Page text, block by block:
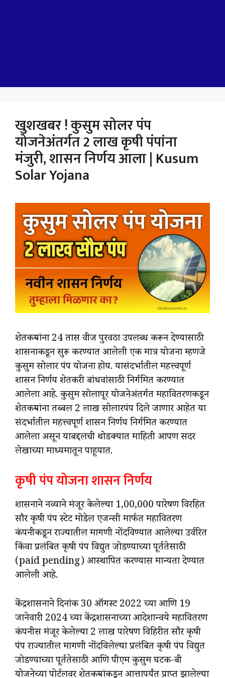
खुशखबर ! कुसुम सोलर पंप
योजनेअंतर्गत 2 लाख कृषी पंपांना
मंजुरी, शासन निर्णय आला | Kusum
Solar Yojana
शेतकऱ्यांना 24 तास वीज पुरवठा उपलब्ध करून देण्यासाठी
शासनाकडून सुरू करण्यात आलेली एक मात्र योजना म्हणजे
कुसुम सोलार पंप योजना होय. यासंदर्भातील महत्त्वपूर्ण
शासन निर्णय शेतकरी बांधवांसाठी निर्गमित करण्यात
आलेला आहे. कुसुम सोलापूर योजनेअंतर्गत महावितरणकडून
शेतकऱ्यांना तब्बल 2 लाख सोलारपंप दिले जाणार आहेत या
संदर्भातील महत्त्वपूर्ण शासन निर्णय निर्गमित करण्यात
आलेला असून याबद्दलची थोडक्यात माहिती आपण सदर
लेखाच्या माध्यमातून पाहूयात.
कृषी पंप योजना शासन निर्णय
शासनाने नव्याने मंजूर केलेल्या 1,00,000 पारेषण विरहित
सौर कृषी पंप स्टेट मोडेल एजन्सी मार्फत महावितरण
कंपनीकडून राज्यातील मागणी नोंदविण्यात आलेल्या उर्वरित
किंवा प्रलंबित कृषी पंप विद्युत जोडण्याच्या पूर्ततेसाठी
(paid pending) आस्थापित करण्यास मान्यता देण्यात
आलेली आहे.
केंद्रशासनाने दिनांक 30 ऑगस्ट 2022 च्या आणि 19
जानेवारी 2024 च्या केंद्रशासनाच्या आदेशान्वये महावितरण
कंपनीस मंजूर केलेल्या 2 लाख पारेषण विहिरीत सौर कृषी
पंप राज्यातील मागणी नोंदविलेल्या प्रलंबित कृषी पंप विद्युत
जोडण्याच्या पूर्ततेसाठी आणि पीएम कुसुम घटक-बी